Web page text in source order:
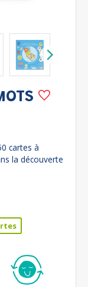
cartes à
la découverte